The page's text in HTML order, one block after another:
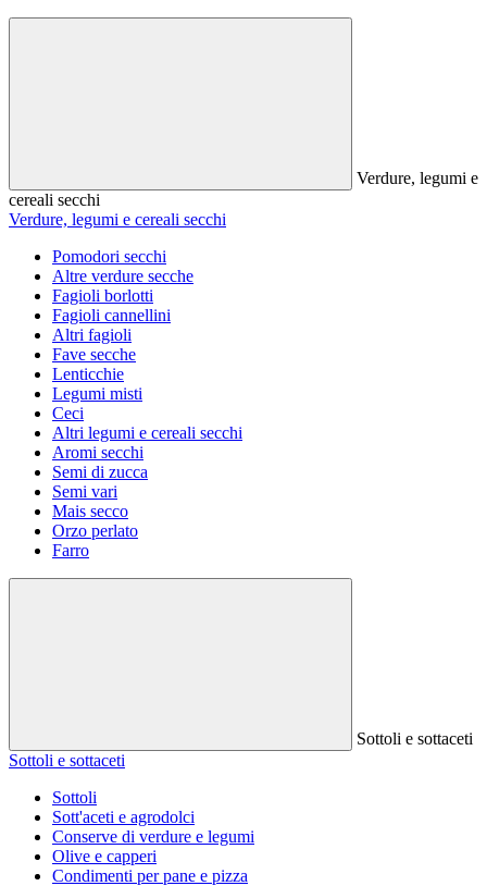
Verdure, legumi e
cereali secchi
Verdure, legumi e cereali secchi
Pomodori secchi
Altre verdure secche
Fagioli borlotti
Fagioli cannellini
Altri fagioli
Fave secche
Lenticchie
Legumi misti
Ceci
Altri legumi e cereali secchi
Aromi secchi
Semi di zucca
Semi vari
Mais secco
Orzo perlato
Farro
Sottoli e sottaceti
Sottoli e sottaceti
Sottoli
Sott'aceti e agrodolci
Conserve di verdure e legumi
Olive e capperi
Condimenti per pane e pizza